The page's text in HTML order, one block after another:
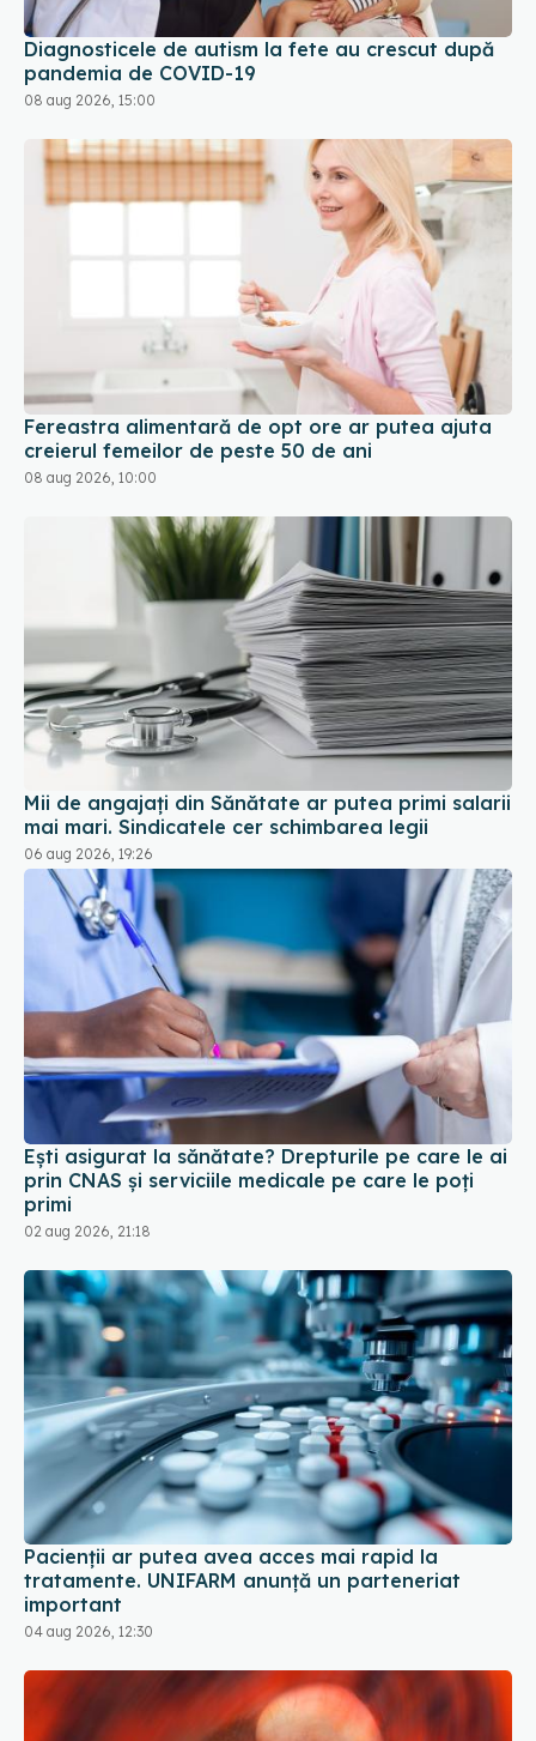
Diagnosticele de autism la fete au crescut după
pandemia de COVID-19
08 aug 2026, 15:00
Fereastra alimentară de opt ore ar putea ajuta
creierul femeilor de peste 50 de ani
08 aug 2026, 10:00
Mii de angajați din Sănătate ar putea primi salarii
mai mari. Sindicatele cer schimbarea legii
06 aug 2026, 19:26
Ești asigurat la sănătate? Drepturile pe care le ai
prin CNAS și serviciile medicale pe care le poți
primi
02 aug 2026, 21:18
Pacienții ar putea avea acces mai rapid la
tratamente. UNIFARM anunță un parteneriat
important
04 aug 2026, 12:30